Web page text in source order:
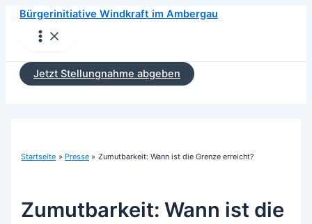
Zum
springen
Bürgerinitiative Windkraft im Ambergau
Main
Menu
Jetzt Stellungnahme abgeben
Startseite Presse Zumutbarkeit: Wann ist die Grenze erreicht?
Zumutbarkeit: Wann ist die